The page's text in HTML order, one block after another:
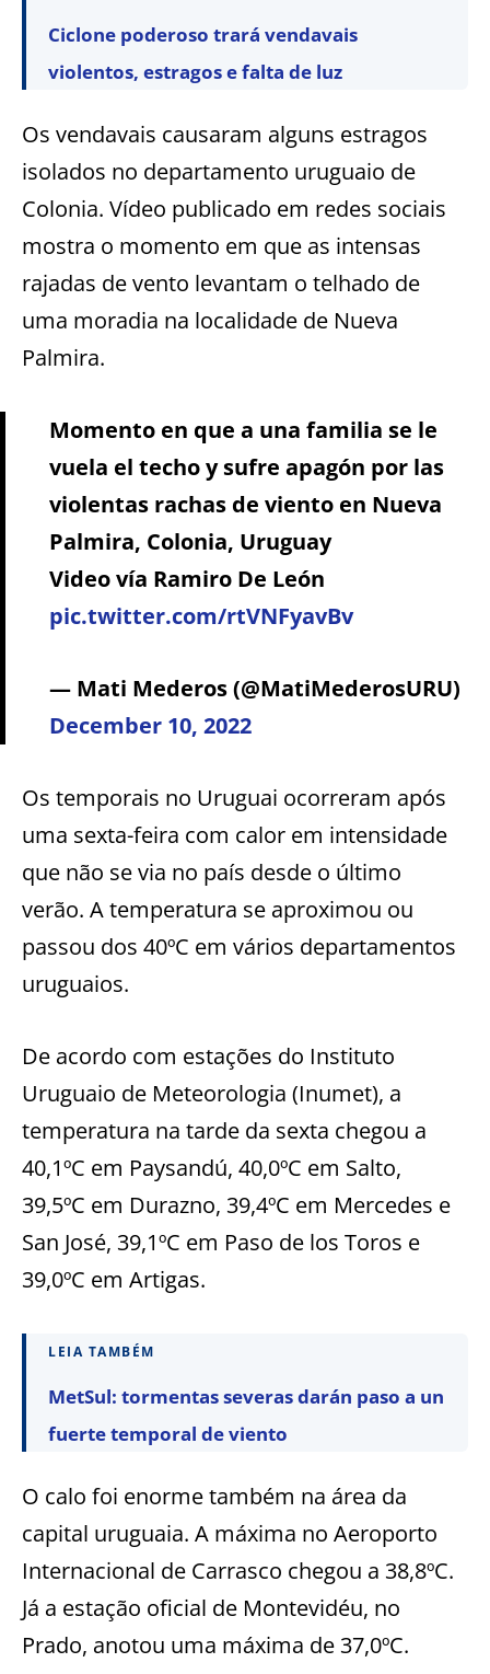
Ciclone poderoso trará vendavais
violentos, estragos e falta de luz
Os vendavais causaram alguns estragos
isolados no departamento uruguaio de
Colonia. Vídeo publicado em redes sociais
mostra o momento em que as intensas
rajadas de vento levantam o telhado de
uma moradia na localidade de Nueva
Palmira.
Momento en que a una familia se le
vuela el techo y sufre apagón por las
violentas rachas de viento en Nueva
Palmira, Colonia, Uruguay
Video vía Ramiro De León
pic.twitter.com/rtVNFyavBv
— Mati Mederos (@MatiMederosURU)
December 10, 2022
Os temporais no Uruguai ocorreram após
uma sexta-feira com calor em intensidade
que não se via no país desde o último
verão. A temperatura se aproximou ou
passou dos 40ºC em vários departamentos
uruguaios.
De acordo com estações do Instituto
Uruguaio de Meteorologia (Inumet), a
temperatura na tarde da sexta chegou a
40,1ºC em Paysandú, 40,0ºC em Salto,
39,5ºC em Durazno, 39,4ºC em Mercedes e
San José, 39,1ºC em Paso de los Toros e
39,0ºC em Artigas.
LEIA TAMBÉM
MetSul: tormentas severas darán paso a un
fuerte temporal de viento
O calo foi enorme também na área da
capital uruguaia. A máxima no Aeroporto
Internacional de Carrasco chegou a 38,8ºC.
Já a estação oficial de Montevidéu, no
Prado, anotou uma máxima de 37,0ºC.